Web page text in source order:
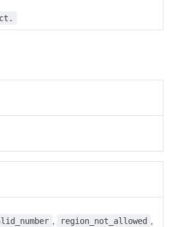
, region_not_allowed ,